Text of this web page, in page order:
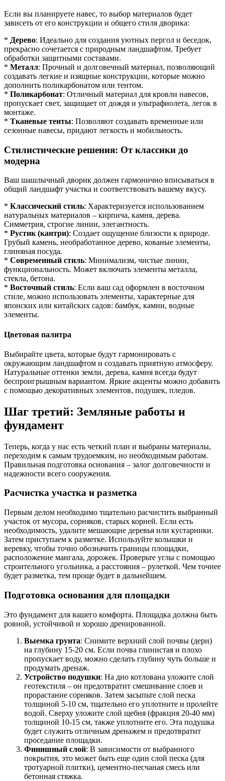
Если вы планируете навес, то выбор материалов будет
зависеть от его конструкции и общего стиля дворика:
* Дерево: Идеально для создания уютных пергол и беседок,
прекрасно сочетается с природным ландшафтом. Требует
обработки защитными составами.
* Металл: Прочный и долговечный материал, позволяющий
создавать легкие и изящные конструкции, которые можно
дополнить поликарбонатом или тентом.
* Поликарбонат: Отличный материал для кровли навесов,
пропускает свет, защищает от дождя и ультрафиолета, легок в
монтаже.
* Тканевые тенты: Позволяют создавать временные или
сезонные навесы, придают легкость и мобильность.
Стилистические решения: От классики до
модерна
Ваш шашлычный дворик должен гармонично вписываться в
общий ландшафт участка и соответствовать вашему вкусу.
* Классический стиль: Характеризуется использованием
натуральных материалов – кирпича, камня, дерева.
Симметрия, строгие линии, элегантность.
* Рустик (кантри): Создает ощущение близости к природе.
Грубый камень, необработанное дерево, кованые элементы,
глиняная посуда.
* Современный стиль: Минимализм, чистые линии,
функциональность. Может включать элементы металла,
стекла, бетона.
* Восточный стиль: Если ваш сад оформлен в восточном
стиле, можно использовать элементы, характерные для
японских или китайских садов: бамбук, камни, водные
элементы.
Цветовая палитра
Выбирайте цвета, которые будут гармонировать с
окружающим ландшафтом и создавать приятную атмосферу.
Натуральные оттенки земли, дерева, камня всегда будут
беспроигрышным вариантом. Яркие акценты можно добавить
с помощью декоративных элементов, подушек, пледов.
Шаг третий: Земляные работы и
фундамент
Теперь, когда у нас есть четкий план и выбраны материалы,
переходим к самым трудоемким, но необходимым работам.
Правильная подготовка основания – залог долговечности и
надежности всего сооружения.
Расчистка участка и разметка
Первым делом необходимо тщательно расчистить выбранный
участок от мусора, сорняков, старых корней. Если есть
необходимость, удалите мешающие деревья или кустарники.
Затем приступаем к разметке. Используйте колышки и
веревку, чтобы точно обозначить границы площадки,
расположение мангала, дорожек. Проверьте углы с помощью
строительного угольника, а расстояния – рулеткой. Чем точнее
будет разметка, тем проще будет в дальнейшем.
Подготовка основания для площадки
Это фундамент для вашего комфорта. Площадка должна быть
ровной, устойчивой и хорошо дренированной.
Выемка грунта: Снимите верхний слой почвы (дерн)
на глубину 15-20 см. Если почва глинистая и плохо
пропускает воду, можно сделать глубину чуть больше и
продумать дренаж.
Устройство подушки: На дно котлована уложите слой
геотекстиля – он предотвратит смешивание слоев и
прорастание сорняков. Затем засыпьте слой песка
толщиной 5-10 см, тщательно его уплотните и пролейте
водой. Сверху уложите слой щебня (фракция 20-40 мм)
толщиной 10-15 см, также уплотните его. Эта подушка
будет служить отличным дренажем и предотвратит
проседание площадки.
Финишный слой: В зависимости от выбранного
покрытия, это может быть еще один слой песка (для
тротуарной плитки), цементно-песчаная смесь или
бетонная стяжка.